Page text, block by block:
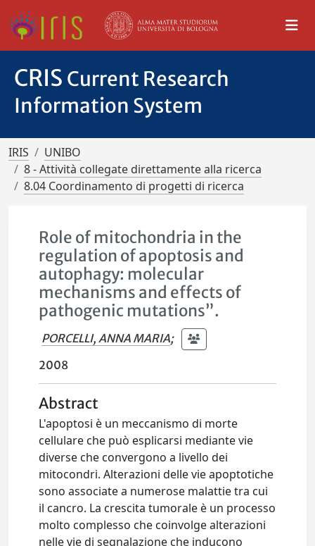
CRIS Current Research
Information System
IRIS
UNIBO
8 - Attività collegate direttamente alla ricerca
8.04 Coordinamento di progetti di ricerca
Role of mitochondria in the
regulation of apoptosis and
autophagy: molecular
mechanisms and effects of
pathogenic mutations”.
PORCELLI, ANNA MARIA;
2008
Abstract
L'apoptosi è un meccanismo di morte
cellulare che può esplicarsi mediante vie
diverse che convergono a livello dei
mitocondri. Alterazioni delle vie apoptotiche
sono associate a numerose malattie tra cui
il cancro. La crescita tumorale è un processo
molto complesso che coinvolge alterazioni
nelle vie di segnalazione che inducono